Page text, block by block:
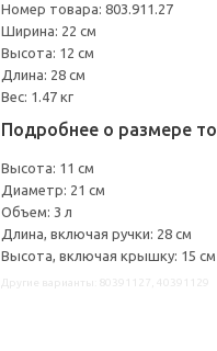
Номер товара: 803.911.27
Ширина: 22 см
Высота: 12 см
Длина: 28 см
Вес: 1.47 кг
Подробнее о размере
Высота: 11 см
Диаметр: 21 см
Объем: 3 л
Длина, включая ручки: 28 см
Высота, включая крышку: 15 см